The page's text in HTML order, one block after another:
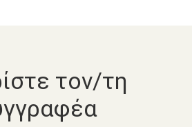
τον/τη